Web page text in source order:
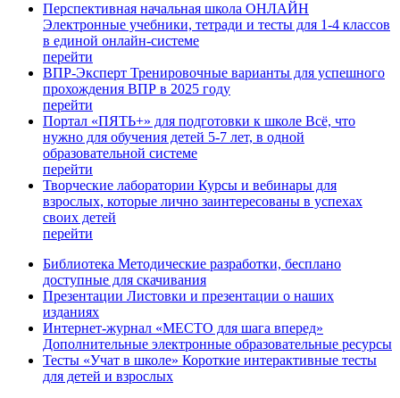
Перспективная начальная школа ОНЛАЙН
Электронные учебники, тетради и тесты для 1-4 классов
в единой онлайн-системе
перейти
ВПР-Эксперт Тренировочные варианты для успешного
прохождения ВПР в 2025 году
перейти
Портал «ПЯТЬ+» для подготовки к школе Всё, что
нужно для обучения детей 5-7 лет, в одной
образовательной системе
перейти
Творческие лаборатории Курсы и вебинары для
взрослых, которые лично заинтересованы в успехах
своих детей
перейти
Библиотека Методические разработки, бесплано
доступные для скачивания
Презентации Листовки и презентации о наших
изданиях
Интернет-журнал «МЕСТО для шага вперед»
Дополнительные электронные образовательные ресурсы
Тесты «Учат в школе» Короткие интерактивные тесты
для детей и взрослых